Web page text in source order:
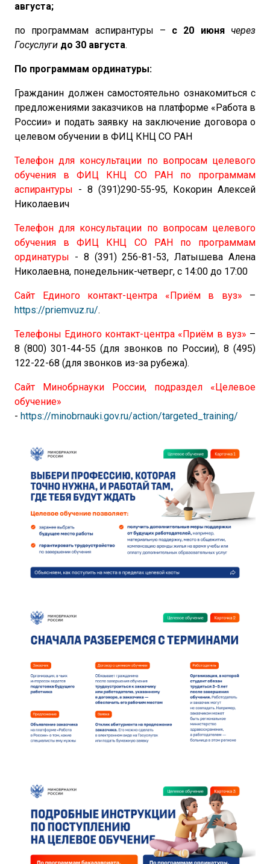
августа;
по программам аспирантуры – с 20 июня через
Госуслуги до 30 августа.
По программам ординатуры:
Гражданин должен самостоятельно ознакомиться с
предложениями заказчиков на платформе «Работа в
России» и подать заявку на заключение договора о
целевом обучении в ФИЦ КНЦ СО РАН
Телефон для консультации по вопросам целевого
обучения в ФИЦ КНЦ СО РАН по программам
аспирантуры - 8 (391)290-55-95, Кокорин Алексей
Николаевич
Телефон для консультации по вопросам целевого
обучения в ФИЦ КНЦ СО РАН по программам
ординатуры - 8 (391) 256-81-53, Латышева Алена
Николаевна, понедельник-четверг, с 14:00 до 17:00
Сайт Единого контакт-центра «Приём в вуз» –
https://priemvuz.ru/.
Телефоны Единого контакт-центра «Приём в вуз» –
8 (800) 301-44-55 (для звонков по России), 8 (495)
122-22-68 (для звонков из-за рубежа).
Сайт Минобрнауки России, подраздел «Целевое
обучение»
- https://minobrnauki.gov.ru/action/targeted_training/